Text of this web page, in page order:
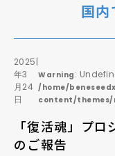
FAQ
未来貢献
企業情報
国
2025
年3
月24
日
Warning :
/home/
content/
「復活魂」プ
のご報告